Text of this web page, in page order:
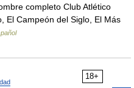
completo Club Atlético
El Campeón del Siglo, El Más
18+